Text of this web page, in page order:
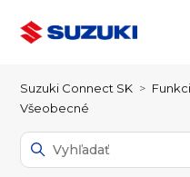
Suzuki Connect SK
Všeobecné